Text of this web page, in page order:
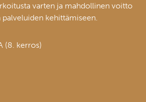
varten ja mahdollinen voitto
palveluiden kehittämiseen.
(8. kerros)